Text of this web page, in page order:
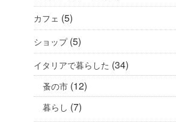
カフェ (5)
ショップ(5)
イタリアで暮らした (34)
蚤の市 (12)
暮らし (7)